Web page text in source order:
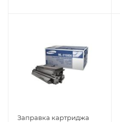
Заправка картриджа